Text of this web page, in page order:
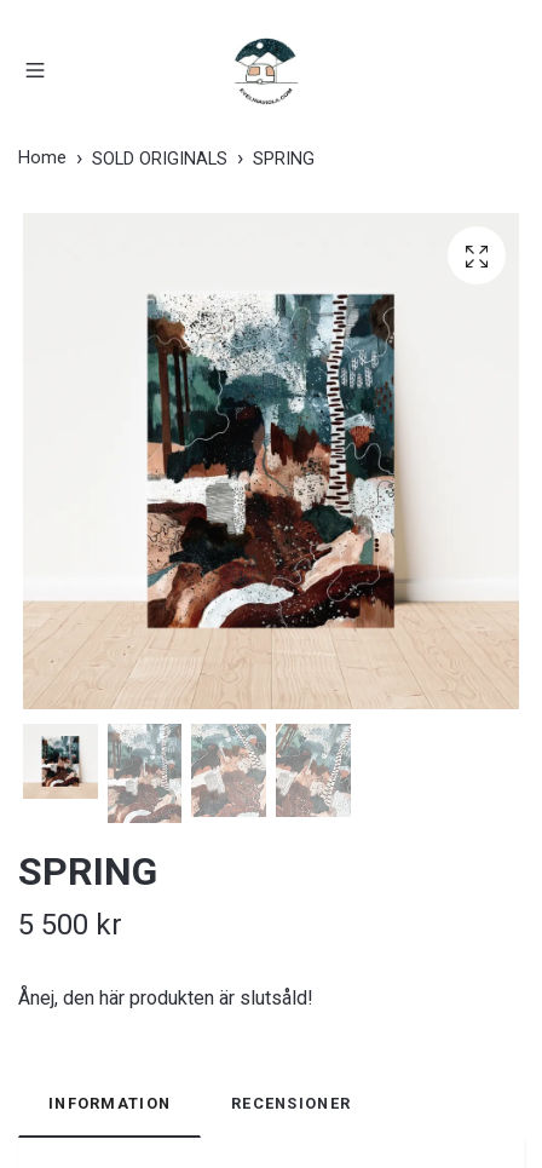
Home SOLD ORIGINALS SPRING
SPRING
5 500 kr
Ånej, den här produkten är slutsåld!
INFORMATION RECENSIONER